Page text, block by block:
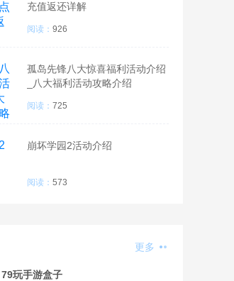
充值返还详解
阅读： 926
孤岛先锋八大惊喜福利活动介绍
_八大福利活动攻略介绍
阅读： 725
崩坏学园2活动介绍
阅读： 573
更多
79玩手游盒子